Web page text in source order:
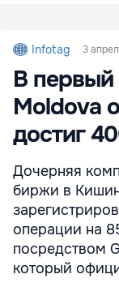
Infotag 3
В первый
Moldova
достиг
Дочерняя
биржи в
операции на
посредством
который